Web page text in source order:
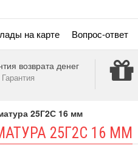
на карте Вопрос-ответ
возврата денег
25Г2С 16 мм
25Г2С 16 ММ